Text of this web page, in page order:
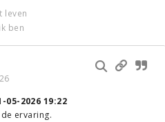
leven
ben
05-2026 19:22
ervaring.